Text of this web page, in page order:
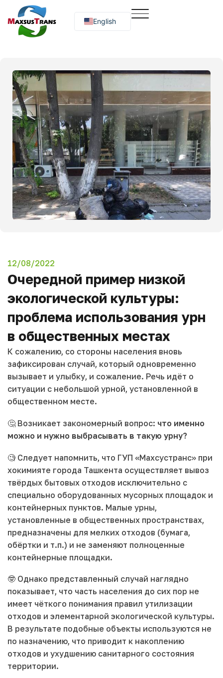
English
Русский
12/08/2022
Очередной пример низкой
экологической культуры:
проблема использования урн
в общественных местах
К сожалению, со стороны населения вновь
зафиксирован случай, который одновременно
вызывает и улыбку, и сожаление. Речь идёт о
ситуации с небольшой урной, установленной в
общественном месте.
🤔 Возникает закономерный вопрос: что именно
можно и нужно выбрасывать в такую урну?
🧐 Следует напомнить, что ГУП «Махсустранс» при
хокимияте города Ташкента осуществляет вывоз
твёрдых бытовых отходов исключительно с
специально оборудованных мусорных площадок и
контейнерных пунктов. Малые урны,
установленные в общественных пространствах,
предназначены для мелких отходов (бумага,
обёртки и т.п.) и не заменяют полноценные
контейнерные площадки.
🤓 Однако представленный случай наглядно
показывает, что часть населения до сих пор не
имеет чёткого понимания правил утилизации
отходов и элементарной экологической культуры.
В результате подобные объекты используются не
по назначению, что приводит к накоплению
отходов и ухудшению санитарного состояния
территории.